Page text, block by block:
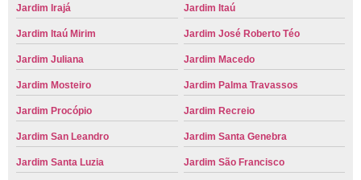
Jardim Irajá Jardim Itaú
Jardim Itaú Mirim Jardim José Roberto Téo
Jardim Juliana Jardim Macedo
Jardim Mosteiro Jardim Palma Travassos
Jardim Procópio Jardim Recreio
Jardim San Leandro Jardim Santa Genebra
Jardim Santa Luzia Jardim São Francisco